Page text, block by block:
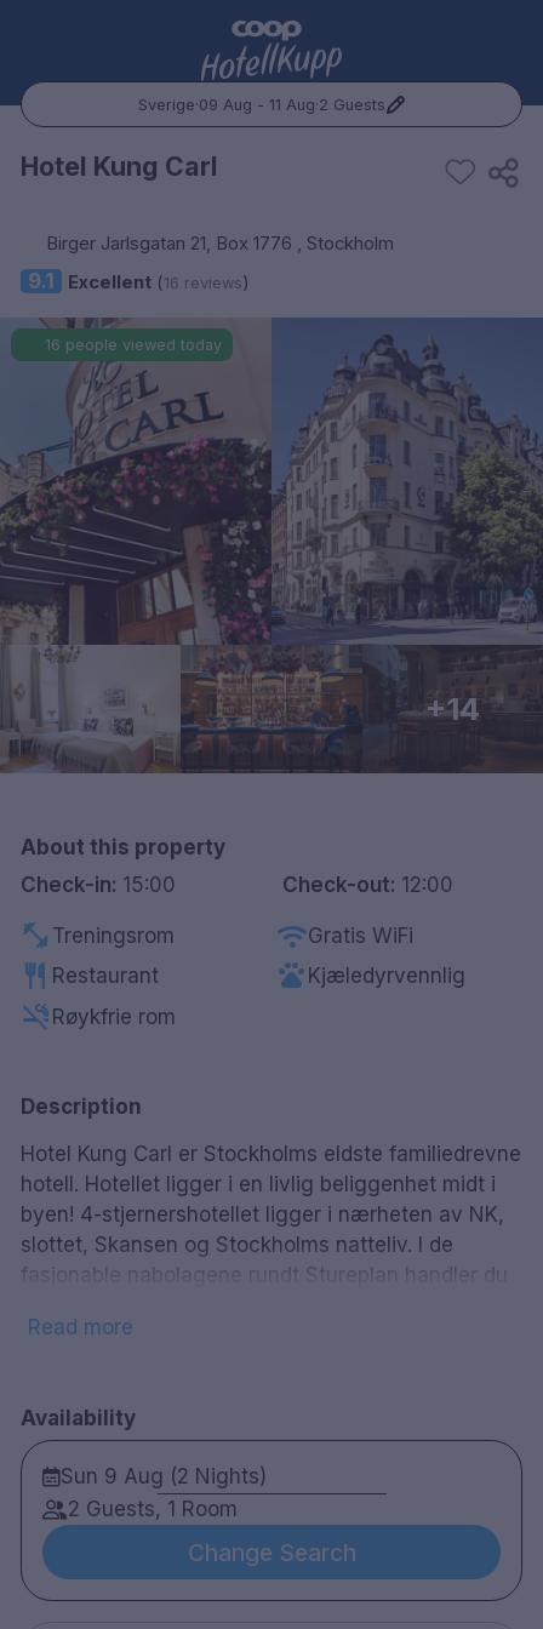
Sverige·09 Aug - 11 Aug·2 Guests
Popular Destinations:
Oslo
Bergen
Trondheim
Hele Sverige
Stockholm
Göteborg
Hele Danmark
Done
Hotel Kung Carl
Birger Jarlsgatan 21, Box 1776 , Stockholm
9.1 Excellent(16 reviews)
16 people viewed today
+14
About this property
Check-in: 15:00 Check-out: 12:00
fitness_center Treningsrom wifiGratis WiFi
restaurant Restaurant pets Kjæledyrvennlig
smoke_free Røykfrie rom
Description
Hotel Kung Carl er Stockholms eldste familiedrevne
hotell. Hotellet ligger i en livlig beliggenhet midt i
byen! 4-stjernershotellet ligger i nærheten av NK,
slottet, Skansen og Stockholms natteliv. I de
fasjonable nabolagene rundt Stureplan handler du
klær og sko av kjente merkevarer. Hotellet har rom
tapet. Finn ditt eget favorittrom! Gratis trådløst
internett på hele hotellet. Etter en hel dag på byen
kan du slappe av med en cocktail i baren eller nyte
en deilig middag i hotellets vel besøkte restaurant
Kung Carls Bakficka - Tre Rum & Kök. Opplev den
moderne restauranten med fokus på grilling!
Read more
Availability
Sun 9 Aug (2 Nights)
2 Guests, 1 Room
Change Search